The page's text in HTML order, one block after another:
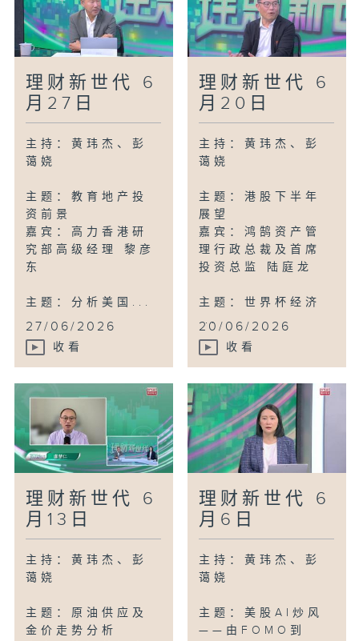
理财新世代 6
月27日
主持：黄玮杰、彭
蔼娆
主题：教育地产投
资前景
嘉宾：高力香港研
究部高级经理 黎彦
东
主题：分析美国...
27/06/2026
收看
理财新世代 6
月20日
主持：黄玮杰、彭
蔼娆
主题：港股下半年
展望
嘉宾：鸿鹄资产管
理行政总裁及首席
投资总监 陆庭龙
主题：世界杯经济
...
20/06/2026
收看
理财新世代 6
月13日
主持：黄玮杰、彭
蔼娆
主题：原油供应及
金价走势分析
理财新世代 6
月6日
主持：黄玮杰、彭
蔼娆
主题：美股AI炒风
——由FOMO到